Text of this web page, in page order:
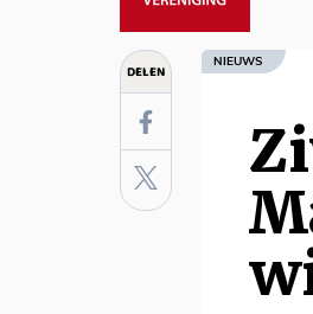
DELEN NIEUWS